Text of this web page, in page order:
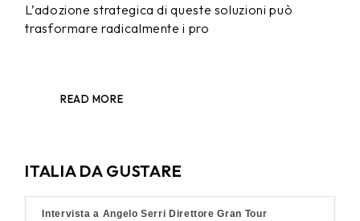
L’adozione strategica di queste soluzioni può
trasformare radicalmente i pro
READ MORE
ITALIA DA GUSTARE
Intervista a Angelo Serri Direttore Gran Tour